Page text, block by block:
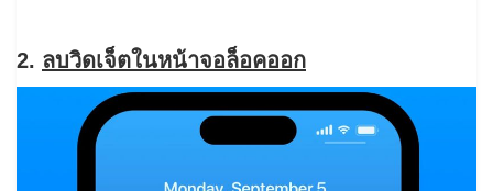
2. ลบวิดเจ็ตในหน้าจอล็อคออก